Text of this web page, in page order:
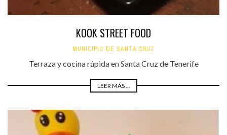
KOOK STREET FOOD
MUNICIPIO DE SANTA CRUZ
Terraza y cocina rápida en Santa Cruz de Tenerife
LEER MÁS ...